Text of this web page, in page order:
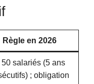
Règle en 2026
50 salariés (5 ans
; obligation